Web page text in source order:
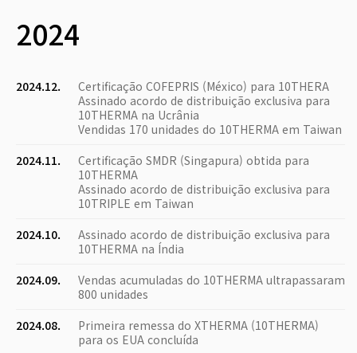
2024
2024.12.
Certificação COFEPRIS (México) para 10THERA
Assinado acordo de distribuição exclusiva para
10THERMA na Ucrânia
Vendidas 170 unidades do 10THERMA em Taiwan
2024.11.
Certificação SMDR (Singapura) obtida para
10THERMA
Assinado acordo de distribuição exclusiva para
10TRIPLE em Taiwan
2024.10.
Assinado acordo de distribuição exclusiva para
10THERMA na Índia
2024.09.
Vendas acumuladas do 10THERMA ultrapassaram
800 unidades
2024.08.
Primeira remessa do XTHERMA (10THERMA)
para os EUA concluída